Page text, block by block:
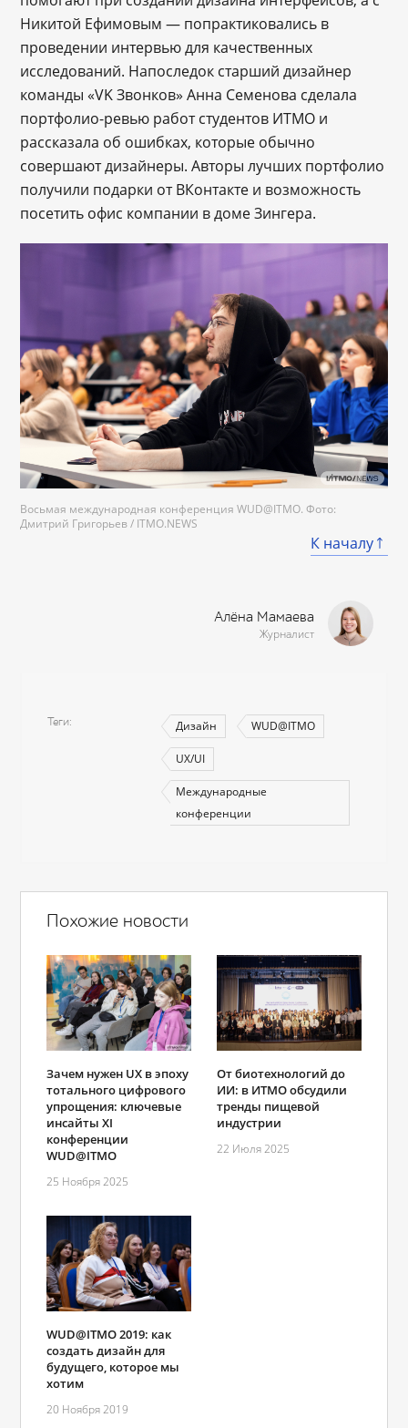
Никитой Ефимовым — попрактиковались в
проведении интервью для качественных
исследований. Напоследок старший дизайнер
команды «VK Звонков» Анна Семенова сделала
портфолио-ревью работ студентов ИТМО и
рассказала об ошибках, которые обычно
совершают дизайнеры. Авторы лучших портфолио
получили подарки от ВКонтакте и возможность
посетить офис компании в доме Зингера.
Восьмая международная конференция WUD@ITMO. Фото:
Дмитрий Григорьев / ITMO.NEWS
К началу
Алёна Мамаева
Журналист
Теги Дизайн WUD@ITMO
UX/UI
Международные
конференции
Похожие новости
Зачем нужен UX в эпоху
тотального цифрового
упрощения: ключевые
инсайты XI
конференции
WUD@ITMO
25 Ноября 2025
От биотехнологий до
ИИ: в ИТМО обсудили
тренды пищевой
индустрии
22 Июля 2025
WUD@ITMO 2019: как
создать дизайн для
будущего, которое мы
хотим
20 Ноября 2019